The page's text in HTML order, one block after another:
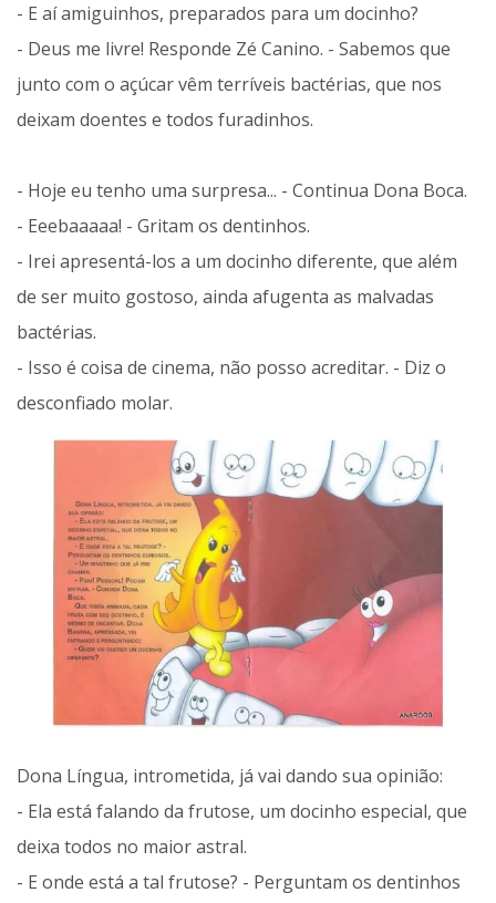
- E aí amiguinhos, preparados para um docinho?
- Deus me livre! Responde Zé Canino. - Sabemos que
junto com o açúcar vêm terríveis bactérias, que nos
deixam doentes e todos furadinhos.
- Hoje eu tenho uma surpresa... - Continua Dona Boca.
- Eeebaaaaa! - Gritam os dentinhos.
- Irei apresentá-los a um docinho diferente, que além
de ser muito gostoso, ainda afugenta as malvadas
bactérias.
- Isso é coisa de cinema, não posso acreditar. - Diz o
desconfiado molar.
Dona Língua, intrometida, já vai dando sua opinião:
- Ela está falando da frutose, um docinho especial, que
deixa todos no maior astral.
- E onde está a tal frutose? - Perguntam os dentinhos